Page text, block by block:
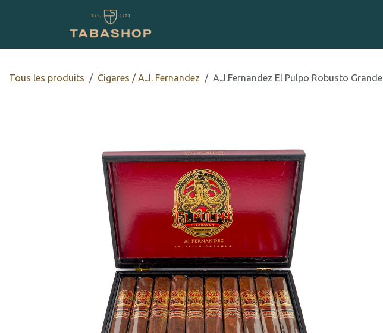
Tous les produits ​​​Cigares / A.J. Fernandez A.J.Fernandez El Pulpo Robusto Grande